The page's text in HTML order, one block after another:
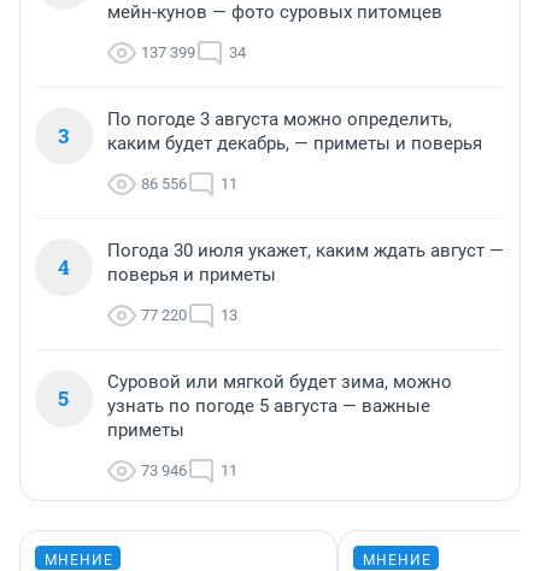
мейн-кунов — фото суровых питомцев
137 399 34
3
По погоде 3 августа можно определить,
каким будет декабрь, — приметы и поверья
86 556 11
4
Погода 30 июля укажет, каким ждать август —
поверья и приметы
77 220 13
5
Суровой или мягкой будет зима, можно
узнать по погоде 5 августа — важные
приметы
73 946 11
МНЕНИЕ МНЕНИЕ